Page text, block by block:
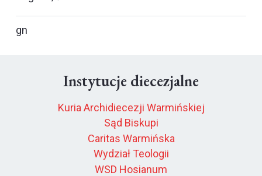
gn
Instytucje diecezjalne
Kuria Archidiecezji Warmińskiej
Sąd Biskupi
Caritas Warmińska
Wydział Teologii
WSD Hosianum